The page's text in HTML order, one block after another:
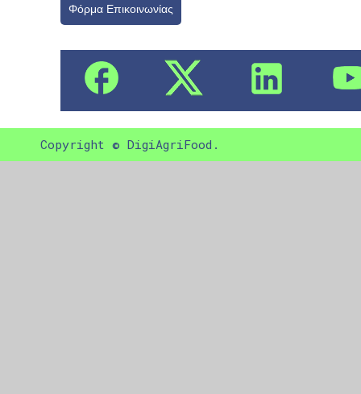
Φόρμα Επικοινωνίας
Copyright © DigiAgriFood.